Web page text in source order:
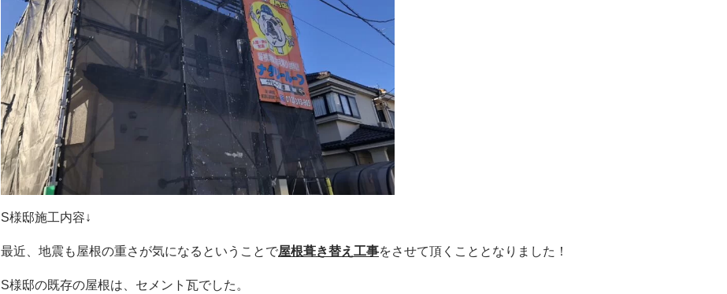
S様邸施工内容↓
最近、地震も屋根の重さが気になるということで屋根葺き替え工事をさせて頂くこととなりました！
S様邸の既存の屋根は、セメント瓦でした。